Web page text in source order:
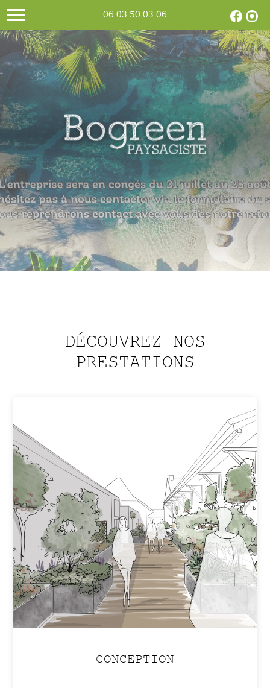
06 03 50 03 06
DÉCOUVREZ NOS
PRESTATIONS
CONCEPTION
CONCEPTION
Selon votregoût et vos envies,nous
concevonset réalisons lejardinde vos
rêves.
De la première ébauche à sa réalisation,
nous nous occupons de la création du
jardin de A à Z.